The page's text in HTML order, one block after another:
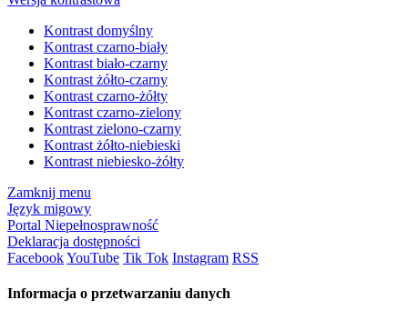
Kontrast domyślny
Kontrast czarno-biały
Kontrast biało-czarny
Kontrast żółto-czarny
Kontrast czarno-żółty
Kontrast czarno-zielony
Kontrast zielono-czarny
Kontrast żółto-niebieski
Kontrast niebiesko-żółty
Zamknij menu
Język migowy
Portal Niepełnosprawność
Deklaracja dostępności
FacebookYouTube Tik Tok Instagram RSS
Informacja o przetwarzaniu danych